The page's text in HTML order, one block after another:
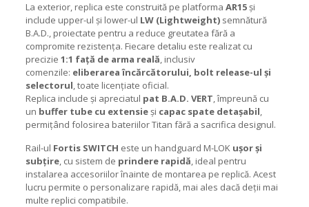
La exterior, replica este construită pe platforma AR15și
include upper-ul și lower-ul LW (Lightweight)semnătură
B.A.D., proiectate pentru a reduce greutatea fără a
compromite rezistența. Fiecare detaliu este realizat cu
precizie 1:1 față de arma reală, inclusiv
comenzile: eliberarea încărcătorului, bolt release-ul și
selectorul, toate licențiate oficial.
Replica include și apreciatul pat B.A.D. VERT, împreună cu
un buffer tube cu extensieși capac spate detașabil,
permițând folosirea bateriilor Titan fără a sacrifica designul.
Rail-ul Fortis SWITCH este un handguard M-LOK ușor și
subțire, cu sistem de prindere rapidă, ideal pentru
instalarea accesoriilor înainte de montarea pe replică. Acest
lucru permite o personalizare rapidă, mai ales dacă deții mai
multe replici compatibile.